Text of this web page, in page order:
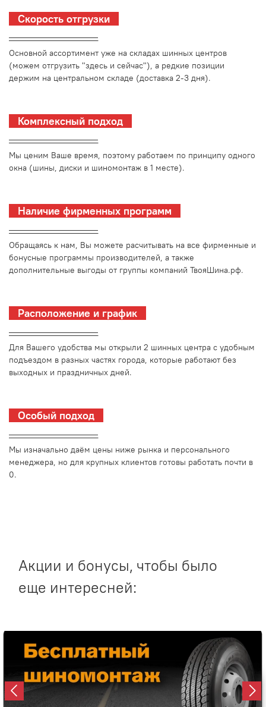
Скорость отгрузки
_________________________
Основной ассортимент уже на складах шинных центров
(можем отгрузить "здесь и сейчас"), а редкие позиции
держим на центральном складе (доставка 2-3 дня).
Комплексный подход
_________________________
Мы ценим Ваше время, поэтому работаем по принципу одного
окна (шины, диски и шиномонтаж в 1 месте).
Наличие фирменных программ
_________________________
Обращаясь к нам, Вы можете расчитывать на все фирменные и
бонусные программы производителей, а также
дополнительные выгоды от группы компаний ТвояШина.рф.
Расположение и график
_________________________
Для Вашего удобства мы открыли 2 шинных центра с удобным
подъездом в разных частях города, которые работают без
выходных и праздничных дней.
Особый подход
_________________________
Мы изначально даём цены ниже рынка и персонального
менеджера, но для крупных клиентов готовы работать почти в
0.
Акции и бонусы, чтобы было
еще интересней: